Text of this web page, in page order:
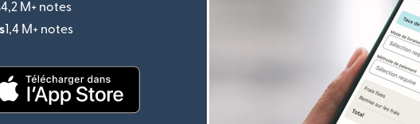
4,2 M+ notes
(s'ouvre dans une nouvelle fenêtre)
1,4 M+ notes